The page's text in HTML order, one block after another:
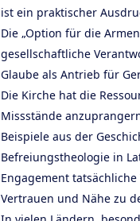
ist ein praktischer
Die „Option für die
gesellschaftliche
Glaube als Antrieb für
Die Kirche hat die
Missstände
Beispiele aus der
Befreiungstheologie in
Engagement
Vertrauen und Nähe zu